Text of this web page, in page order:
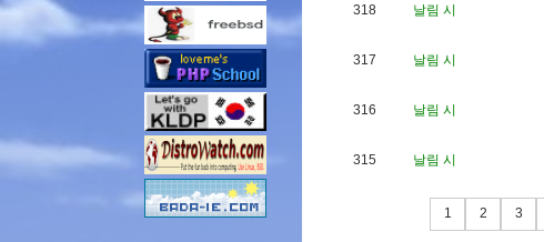
318 날림 시
317 날림 시
316 날림 시
315 날림 시
1 2 3